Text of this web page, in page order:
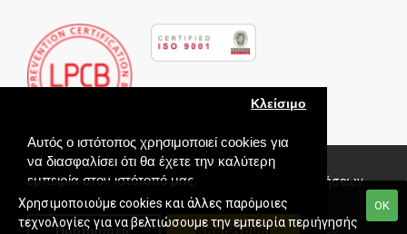
Αυτός ο ιστότοπος χρησιμοποιεί cookies για
να διασφαλίσει ότι θα έχετε την καλύτερη
εμπειρία στον ιστότοπό μας.
Κλείσιμο
Προτιμήσεις Αποδέχομαι
Πολιτική Ποιότητας Όροι χρήσης
Πολιτική Πωλήσεων
Εγγύηση
Copyright © 2020 Paradox Hellas S.A. All rights reserved.
ΟΚ
Χρησιμοποιούμε cookies και άλλες παρόμοιες
τεχνολογίες για να βελτιώσουμε την εμπειρία περιήγησής